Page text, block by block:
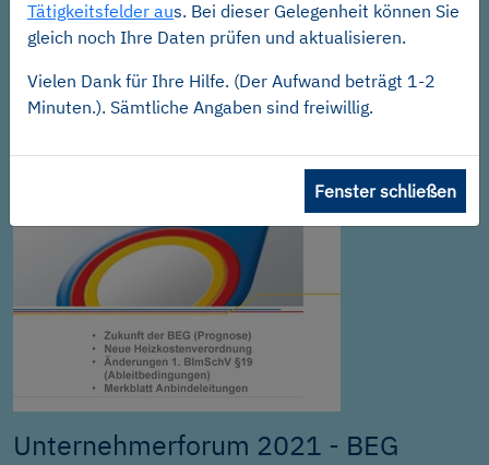
Materialknappheit und
Preissteigerungen 2021
Interview Hauptgeschäftsführer Dr. Wolfgang Schwarz im
SHK-TV: Materialknappheit und Preissteigerungen - Juni
Unternehmerforum 2021 - BEG
Tätigkeitsfelder aus. Bei dieser Gelegenheit können Sie
gleich noch Ihre Daten prüfen und aktualisieren.
Vielen Dank für Ihre Hilfe. (Der Aufwand beträgt 1-2
Minuten.). Sämtliche Angaben sind freiwillig.
Fenster schließen